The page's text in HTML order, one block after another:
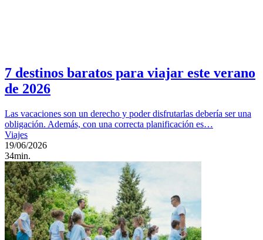
7 destinos baratos para viajar este verano
de 2026
Las vacaciones son un derecho y poder disfrutarlas debería ser una
obligación. Además, con una correcta planificación es…
Viajes
19/06/2026
34min.